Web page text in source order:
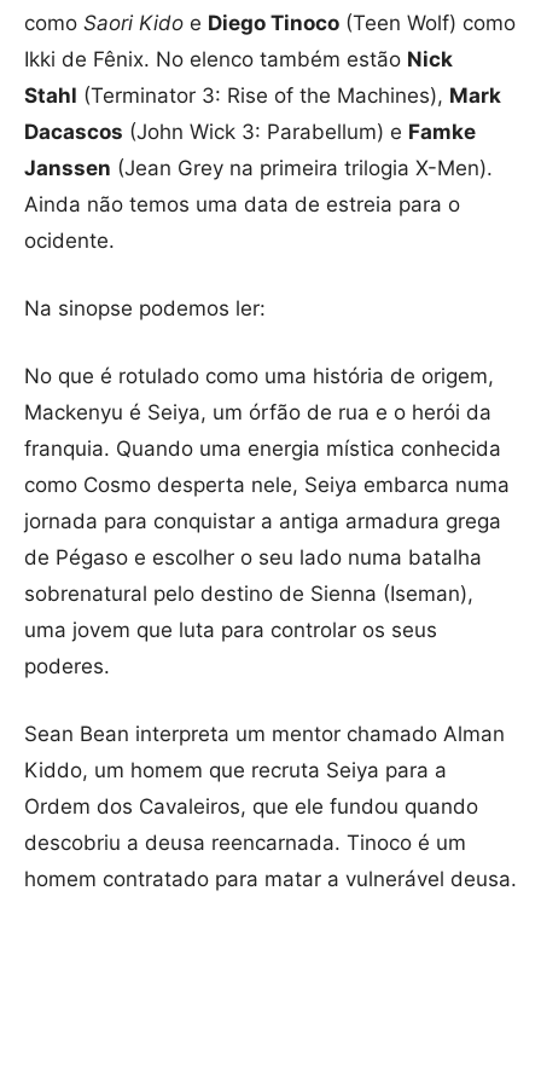
como Saori Kido e Diego Tinoco (Teen Wolf) como
Ikki de Fênix. No elenco também estão Nick
Stahl (Terminator 3: Rise of the Machines), Mark
Dacascos (John Wick 3: Parabellum) e Famke
Janssen (Jean Grey na primeira trilogia X-Men).
Ainda não temos uma data de estreia para o
ocidente.
Na sinopse podemos ler:
No que é rotulado como uma história de origem,
Mackenyu é Seiya, um órfão de rua e o herói da
franquia. Quando uma energia mística conhecida
como Cosmo desperta nele, Seiya embarca numa
jornada para conquistar a antiga armadura grega
de Pégaso e escolher o seu lado numa batalha
sobrenatural pelo destino de Sienna (Iseman),
uma jovem que luta para controlar os seus
poderes.
Sean Bean interpreta um mentor chamado Alman
Kiddo, um homem que recruta Seiya para a
Ordem dos Cavaleiros, que ele fundou quando
descobriu a deusa reencarnada. Tinoco é um
homem contratado para matar a vulnerável deusa.